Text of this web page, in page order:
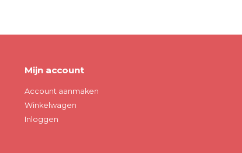
Mijn account
Account aanmaken
Winkelwagen
Inloggen